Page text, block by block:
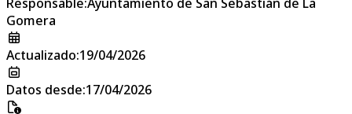
Gomera
Actualizado:19/04/2026
Datos desde:17/04/2026